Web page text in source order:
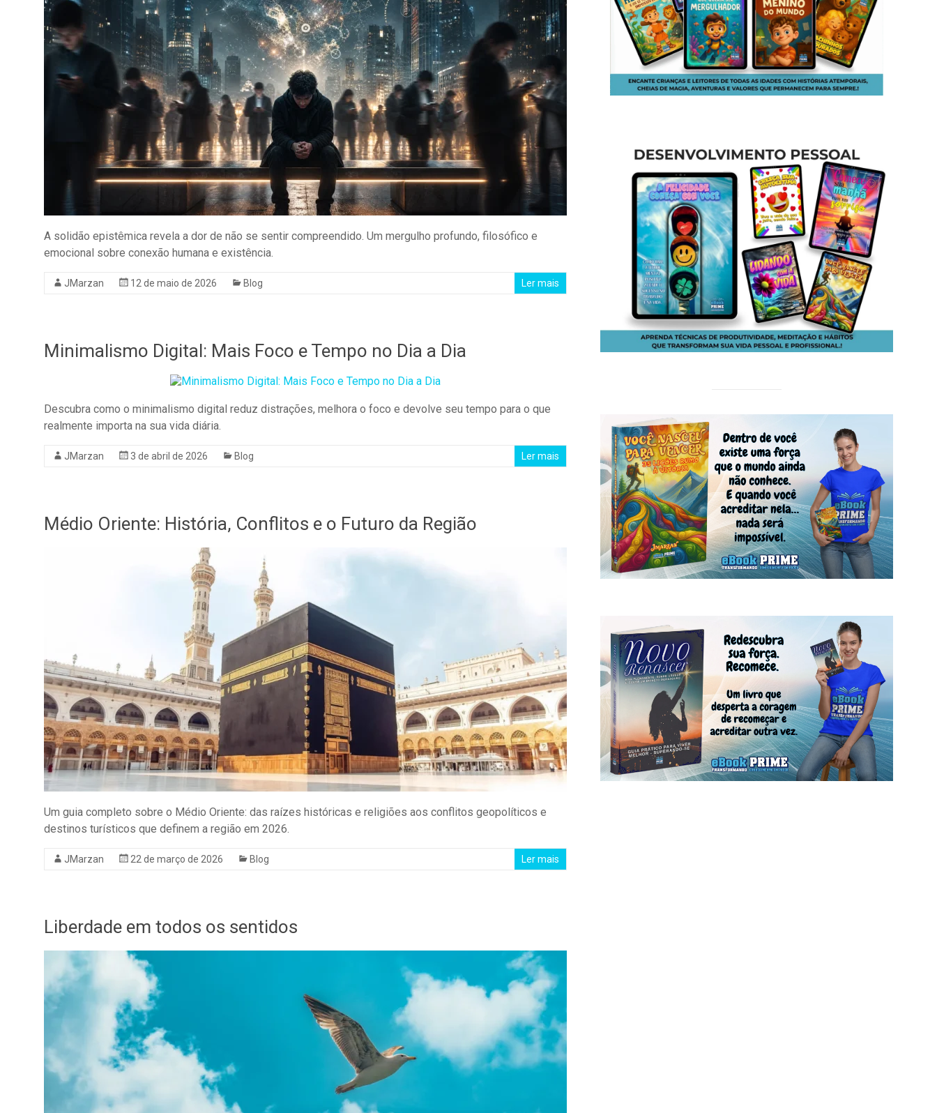
A solidão epistêmica revela a dor de não se sentir compreendido. Um mergulho profundo, filosófico e
emocional sobre conexão humana e existência.
JMarzan 12 de maio de 2026 Blog Ler mais
Minimalismo Digital: Mais Foco e Tempo no Dia a Dia
Descubra como o minimalismo digital reduz distrações, melhora o foco e devolve seu tempo para o que
realmente importa na sua vida diária.
JMarzan 3 de abril de 2026 Blog Ler mais
Médio Oriente: História, Conflitos e o Futuro da Região
Um guia completo sobre o Médio Oriente: das raízes históricas e religiões aos conflitos geopolíticos e
destinos turísticos que definem a região em 2026.
JMarzan 22 de março de 2026 Blog Ler mais
Liberdade em todos os sentidos